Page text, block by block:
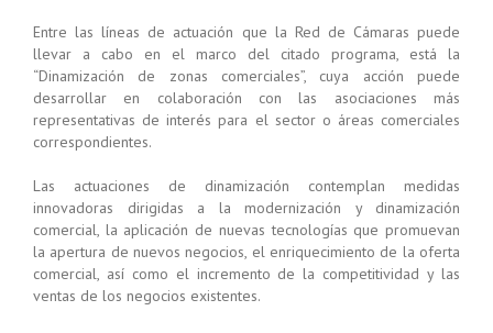
Entre las líneas de actuación que la Red de Cámaras puede
llevar a cabo en el marco del citado programa, está la
“Dinamización de zonas comerciales”, cuya acción puede
desarrollar en colaboración con las asociaciones más
representativas de interés para el sector o áreas comerciales
correspondientes.
Las actuaciones de dinamización contemplan medidas
innovadoras dirigidas a la modernización y dinamización
comercial, la aplicación de nuevas tecnologías que promuevan
la apertura de nuevos negocios, el enriquecimiento de la oferta
comercial, así como el incremento de la competitividad y las
ventas de los negocios existentes.